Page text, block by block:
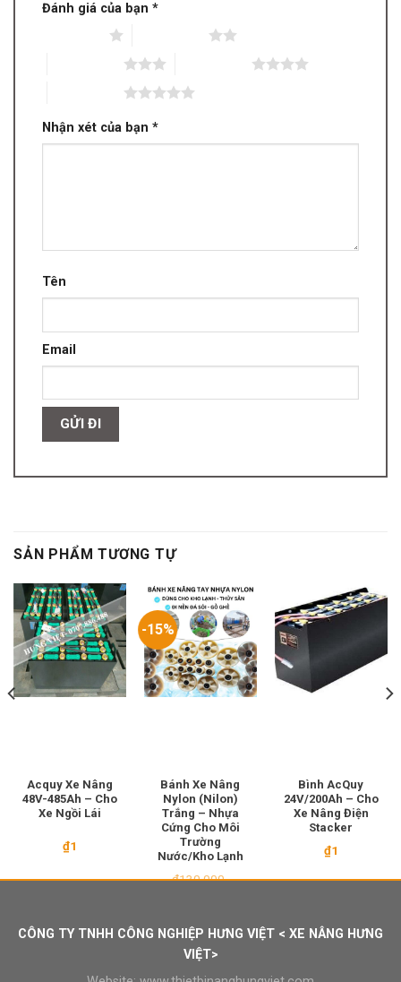
Đánh giá của bạn *
Nhận xét của bạn *
Tên
Email
SẢN PHẨM TƯƠNG TỰ
Acquy Xe Nâng
48V-485Ah – Cho
Xe Ngồi Lái
₫1
-15%
Bánh Xe Nâng
Nylon (Nilon)
Trắng – Nhựa
Cứng Cho Môi
Trường
Nước/Kho Lạnh
₫130.000
₫130.000.
₫110.000.
Bình AcQuy
24V/200Ah – Cho
Xe Nâng Điện
Stacker
₫1
CÔNG TY TNHH CÔNG NGHIỆP HƯNG VIỆT < XE NÂNG HƯNG
VIỆT>